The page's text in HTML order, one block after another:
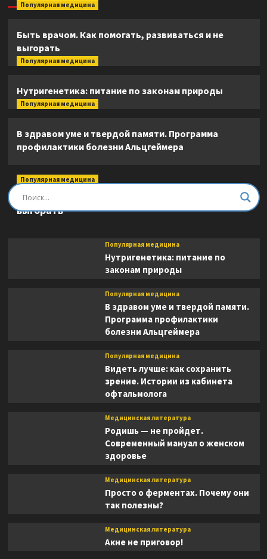
Популярная медицина
Быть врачом. Как помогать, развиваться и не
выгорать
Популярная медицина
Нутригенетика: питание по законам природы
Популярная медицина
В здравом уме и твердой памяти. Программа
профилактики болезни Альцгеймера
Популярная медицина
Быть врачом. Как помогать, развиваться и не
выгорать
Популярная медицина
Нутригенетика: питание по
законам природы
Популярная медицина
В здравом уме и твердой памяти.
Программа профилактики
болезни Альцгеймера
Популярная медицина
Видеть лучше: как сохранить
зрение. Истории из кабинета
офтальмолога
Медицинская литература
Родишь — не пройдет.
Современный мануал о женском
здоровье
Медицинская литература
Просто о ферментах. Почему они
так полезны?
Медицинская литература
Акне не приговор!